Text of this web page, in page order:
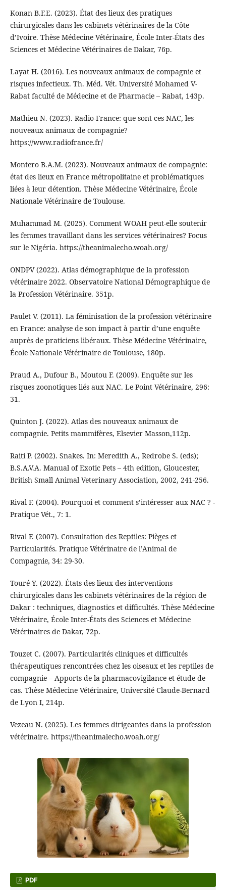
Konan B.F.E. (2023). État des lieux des pratiques
chirurgicales dans les cabinets vétérinaires de la Côte
d’Ivoire. Thèse Médecine Vétérinaire, École Inter-États des
Sciences et Médecine Vétérinaires de Dakar, 76p.
Layat H. (2016). Les nouveaux animaux de compagnie et
risques infectieux. Th. Méd. Vét. Université Mohamed V-
Rabat faculté de Médecine et de Pharmacie – Rabat, 143p.
Mathieu N. (2023). Radio-France: que sont ces NAC, les
nouveaux animaux de compagnie?
https://www.radiofrance.fr/
Montero B.A.M. (2023). Nouveaux animaux de compagnie:
état des lieux en France métropolitaine et problématiques
liées à leur détention. Thèse Médecine Vétérinaire, École
Nationale Vétérinaire de Toulouse.
Muhammad M. (2025). Comment WOAH peut-elle soutenir
les femmes travaillant dans les services vétérinaires? Focus
sur le Nigéria. https://theanimalecho.woah.org/
ONDPV (2022). Atlas démographique de la profession
vétérinaire 2022. Observatoire National Démographique de
la Profession Vétérinaire. 351p.
Paulet V. (2011). La féminisation de la profession vétérinaire
en France: analyse de son impact à partir d’une enquête
auprès de praticiens libéraux. Thèse Médecine Vétérinaire,
École Nationale Vétérinaire de Toulouse, 180p.
Praud A., Dufour B., Moutou F. (2009). Enquête sur les
risques zoonotiques liés aux NAC. Le Point Vétérinaire, 296:
31.
Quinton J. (2022). Atlas des nouveaux animaux de
compagnie. Petits mammifères, Elsevier Masson,112p.
Raiti P. (2002). Snakes. In: Meredith A., Redrobe S. (eds);
B.S.A.V.A. Manual of Exotic Pets – 4th edition, Gloucester,
British Small Animal Veterinary Association, 2002, 241-256.
Rival F. (2004). Pourquoi et comment s’intéresser aux NAC ? -
Pratique Vét., 7: 1.
Rival F. (2007). Consultation des Reptiles: Pièges et
Particularités. Pratique Vétérinaire de l’Animal de
Compagnie, 34: 29-30.
Touré Y. (2022). États des lieux des interventions
chirurgicales dans les cabinets vétérinaires de la région de
Dakar : techniques, diagnostics et difficultés. Thèse Médecine
Vétérinaire, École Inter-États des Sciences et Médecine
Vétérinaires de Dakar, 72p.
Touzet C. (2007). Particularités cliniques et difficultés
thérapeutiques rencontrées chez les oiseaux et les reptiles de
compagnie – Apports de la pharmacovigilance et étude de
cas. Thèse Médecine Vétérinaire, Université Claude-Bernard
de Lyon I, 214p.
Vezeau N. (2025). Les femmes dirigeantes dans la profession
vétérinaire. https://theanimalecho.woah.org/
PDF